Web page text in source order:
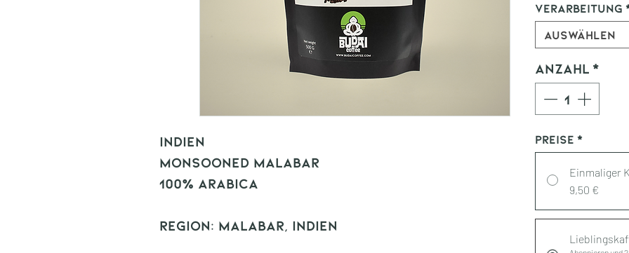
Indien
Monsooned Malabar
100% Arabica
Region: Malabar, Indien
Verarbeitung
Auswählen
Anzahl *
Preise *
Einmaliger
9,50 €